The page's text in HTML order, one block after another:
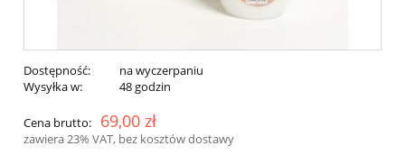
Dostępność:
na wyczerpaniu
Wysyłka w:
48 godzin
Cena brutto: 69,00 zł
zawiera 23% VAT, bez kosztów dostawy